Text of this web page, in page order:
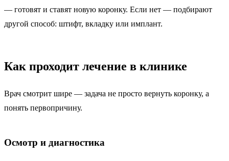
— готовят и ставят новую коронку. Если нет — подбирают
другой способ: штифт, вкладку или имплант.
Как проходит лечение в клинике
Врач смотрит шире — задача не просто вернуть коронку, а
понять первопричину.
Осмотр и диагностика